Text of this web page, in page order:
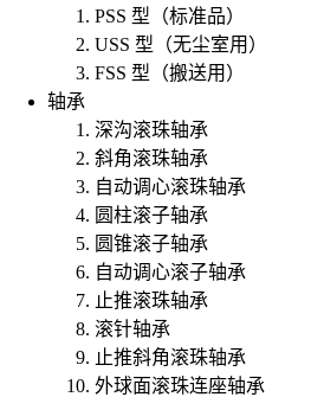
PSS 型（标准品）
USS 型（无尘室用）
FSS 型（搬送用）
轴承
深沟滚珠轴承
斜角滚珠轴承
自动调心滚珠轴承
圆柱滚子轴承
圆锥滚子轴承
自动调心滚子轴承
止推滚珠轴承
滚针轴承
止推斜角滚珠轴承
外球面滚珠连座轴承